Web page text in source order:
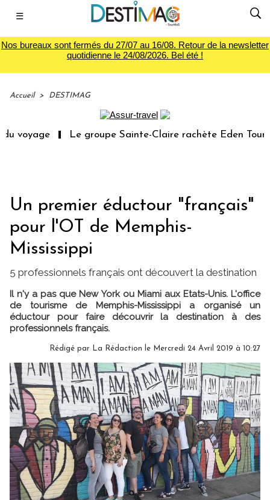
☰
Nos bureaux sont fermés du 27/07 au 16/08. Retour de la newsletter
quotidienne le 24/08/2026. Bel été !
Accueil > DESTIMAG
voyage Le groupe Sainte-Claire rachète Eden Tour
Un premier éductour "français"
pour l'OT de Memphis-
Mississippi
5 professionnels français ont découvert la destination
Il n'y a pas que New York ou Miami aux Etats-Unis. L'office
de tourisme de Memphis-Mississippi a organisé un
éductour pour faire découvrir la destination à des
professionnels français.
Rédigé par La Rédaction le Mercredi 24 Avril 2019 à 10:27